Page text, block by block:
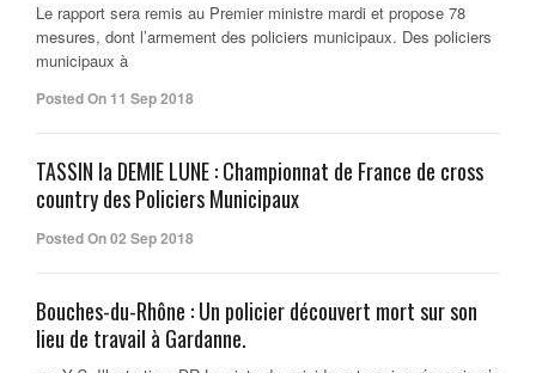
Le rapport sera remis au Premier ministre mardi et propose 78
mesures, dont l’armement des policiers municipaux. Des policiers
municipaux à
Posted On 11 Sep 2018
TASSIN la DEMIE LUNE : Championnat de France de cross
country des Policiers Municipaux
Posted On 02 Sep 2018
Bouches-du-Rhône : Un policier découvert mort sur son
lieu de travail à Gardanne.